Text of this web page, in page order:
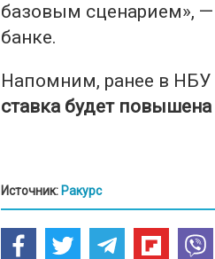
базовым сценарием»,
банке.
Напомним, ранее в НБУ
ставка будет
Источник: Ракурс